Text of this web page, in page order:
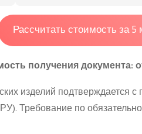
Рассчитать стоимость за 5
получения документа:
изделий
Требование по